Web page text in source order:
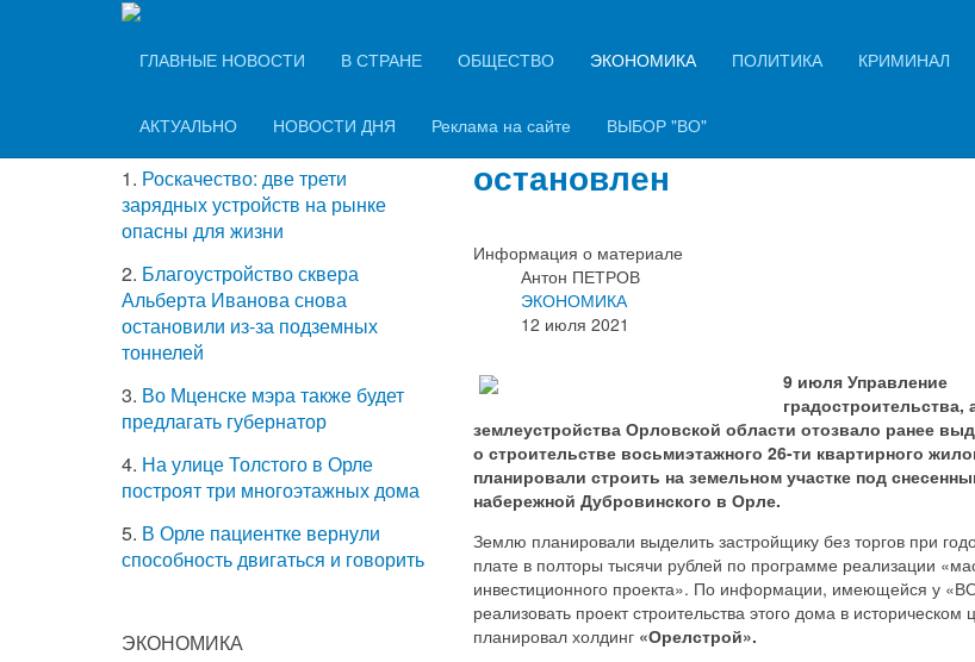
ГЛАВНЫЕ НОВОСТИ
В СТРАНЕ ОБЩЕСТВО ЭКОНОМИКА ПОЛИТИКА КРИМИНАЛ
АКТУАЛЬНО НОВОСТИ ДНЯ Реклама на сайте ВЫБОР "ВО"
Конкурс на земельный
месте «карточного домика»
остановлен
Информация о материале
Антон ПЕТРОВ
ЭКОНОМИКА
12 июля 2021
9 июля Управление
градостроительства,
землеустройства Орловской области отозвало ранее
о строительстве восьмиэтажного 26-ти квартирного
планировали строить на земельном участке под
набережной Дубровинского в Орле.
Землю планировали выделить застройщику без торгов при
плате в полторы тысячи рублей по программе реализации
инвестиционного проекта». По информации, имеющейся у
реализовать проект строительства этого дома в историческом
планировал холдинг «Орелстрой».
1. Роскачество: две трети
зарядных устройств на рынке
опасны для жизни
2. Благоустройство сквера
Альберта Иванова снова
остановили из-за подземных
тоннелей
3. Во Мценске мэра также будет
предлагать губернатор
4. На улице Толстого в Орле
построят три многоэтажных дома
5. В Орле пациентке вернули
способность двигаться и говорить
ЭКОНОМИКА